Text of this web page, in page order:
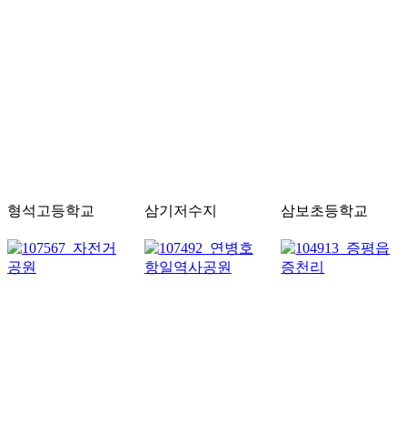
형석고등학교 삼기저수지 삼보초등학교